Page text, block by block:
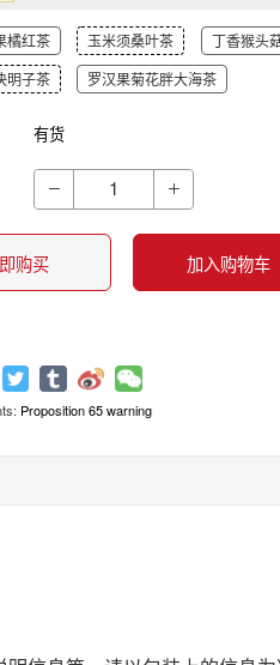
橘红茶 玉米须桑叶茶 丁香猴头
明子茶
罗汉果菊花胖大海茶
有货
 
购买 加入购物车
Proposition 65 warning